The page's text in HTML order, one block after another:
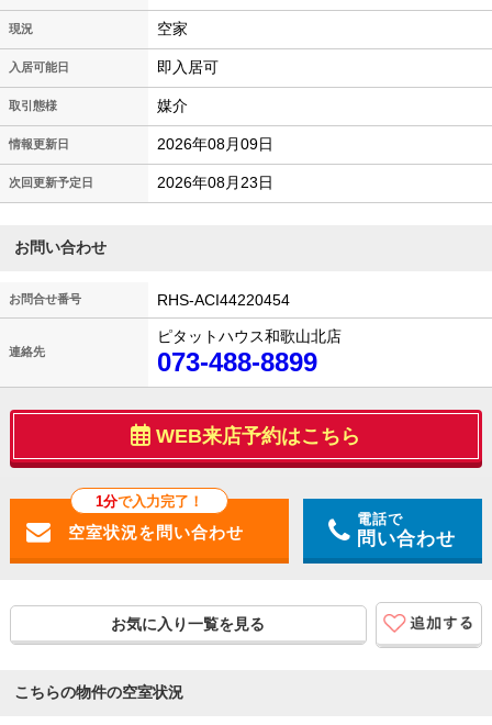
現況 空家
入居可能日 即入居可
取引態様 媒介
情報更新日 2026年08月09日
次回更新予定日 2026年08月23日
お問い合わせ
お問合せ番号 RHS-ACI44220454
連絡先
ピタットハウス和歌山北店
073-488-8899
WEB来店予約はこちら
1分で入力完了！
電話で
問い合わせ
お気に入り一覧を見る
こちらの物件の空室状況